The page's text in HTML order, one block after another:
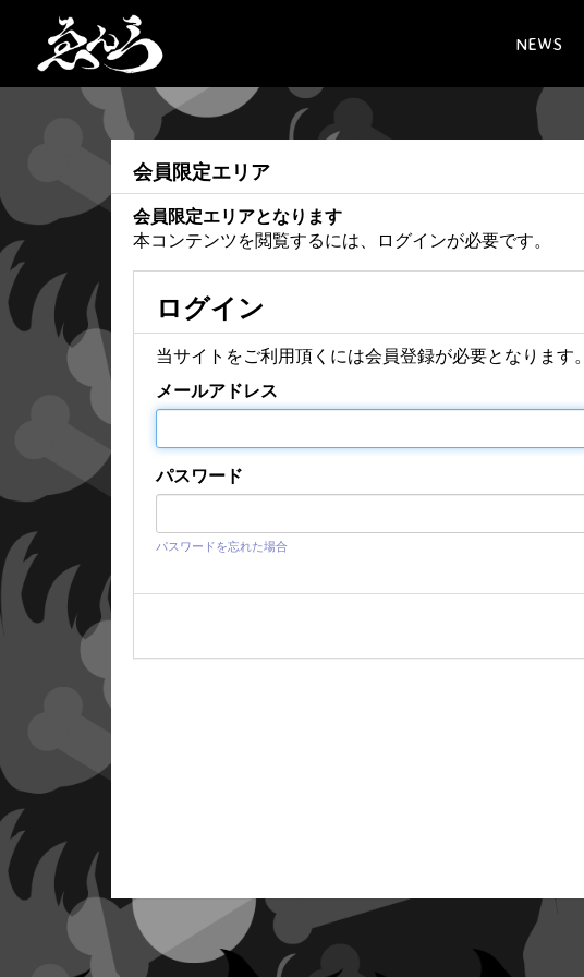
NEWS
会員限定エリア
会員限定エリアとなります
本コンテンツを閲覧するには、ログインが必要です。
ログイン
当サイトをご利用頂くには会員登録が必要となります。
メールアドレス
パスワード
パスワードを忘れた場合